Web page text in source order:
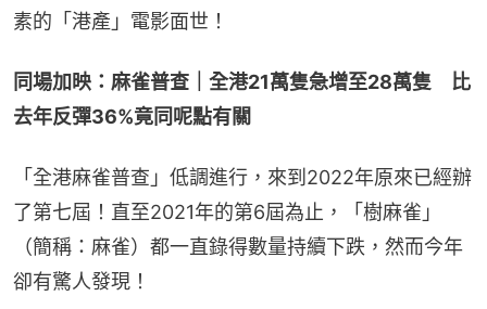
素的「港產」電影面世！
同場加映：麻雀普查｜全港21萬隻急增至28萬隻　比
去年反彈36%竟同呢點有關
「全港麻雀普查」低調進行，來到2022年原來已經辦
了第七屆！直至2021年的第6屆為止，「樹麻雀」
（簡稱：麻雀）都一直錄得數量持續下跌，然而今年
卻有驚人發現！